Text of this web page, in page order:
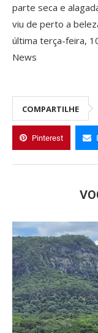
parte seca e
viu de perto a
última terça-feira,
News
COMPARTILHE
Pinterest